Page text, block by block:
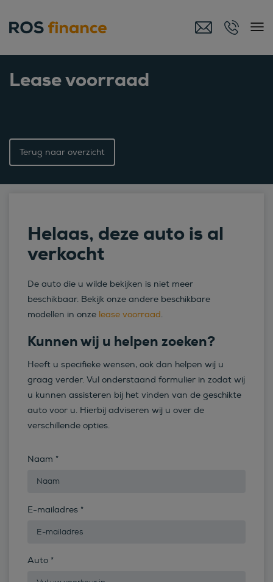
Lease voorraad
Terug naar overzicht
Helaas, deze auto is al
verkocht
De auto die u wilde bekijken is niet meer
beschikbaar. Bekijk onze andere beschikbare
modellen in onze lease voorraad.
Kunnen wij u helpen zoeken?
Heeft u specifieke wensen, ook dan helpen wij u
graag verder. Vul onderstaand formulier in zodat wij
u kunnen assisteren bij het vinden van de geschikte
auto voor u. Hierbij adviseren wij u over de
verschillende opties.
Naam *
E-mailadres *
Auto *